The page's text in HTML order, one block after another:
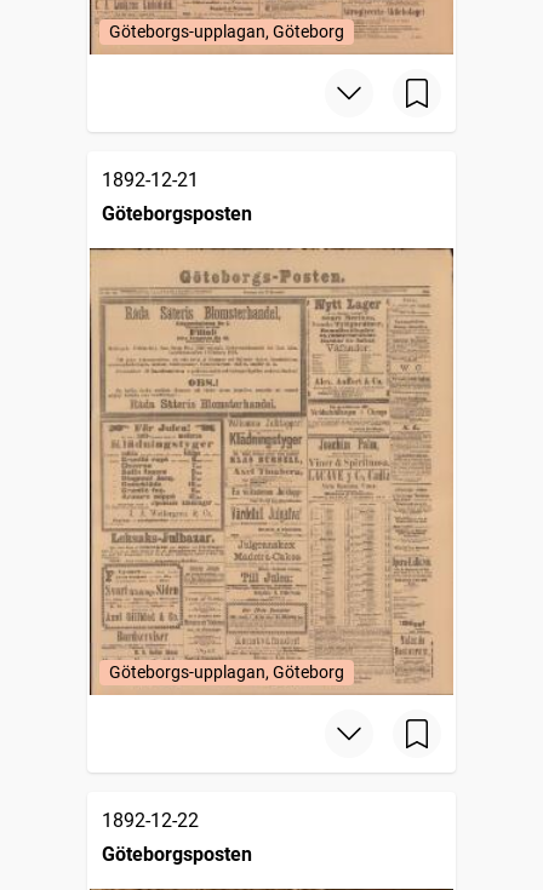
Göteborgs-upplagan, Göteborg
1892-12-21
Göteborgsposten
Göteborgs-upplagan, Göteborg
1892-12-22
Göteborgsposten